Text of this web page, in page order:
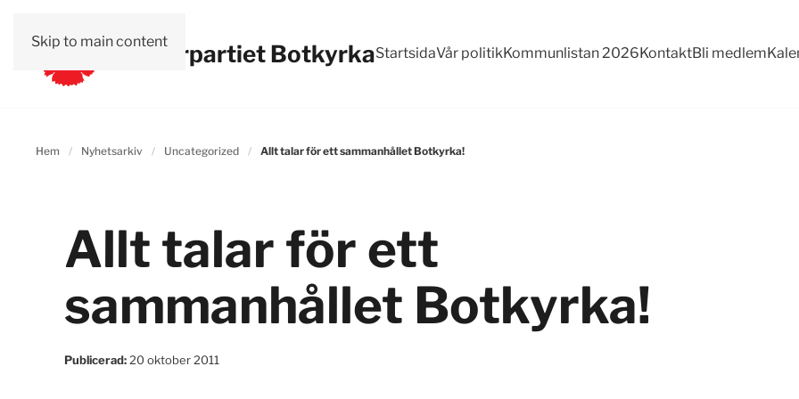
Skip to main contentVänsterpartiet BotkyrkaStartsidaVår politikKommunlistan 2026KontaktBli medlem
Hem Nyhetsarkiv Uncategorized Allt talar för ett sammanhållet Botkyrka!
Allt talar för ett
sammanhållet Botkyrka!
Publicerad: 20 oktober 2011